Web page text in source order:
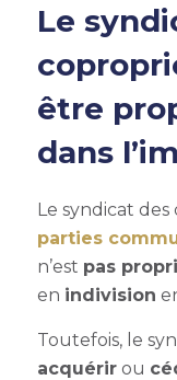
Le
être
dans
Le syndicat
parties
n’est pas
en indivision
Toutefois, le
acquérirou